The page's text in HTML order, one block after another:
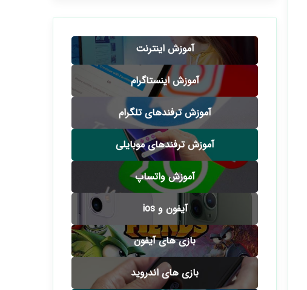
آموزش اینترنت
آموزش اینستاگرام
آموزش ترفندهای تلگرام
آموزش ترفندهای موبایلی
آموزش واتساپ
آیفون و ios
بازی های آیفون
بازی های اندروید